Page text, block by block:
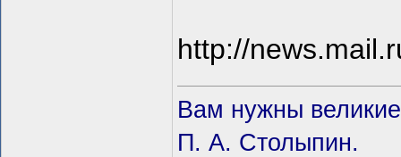
http://
Вам нужны
П. А. Столыпин.